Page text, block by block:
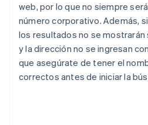
web, por lo que no siempre
número corporativo. Además,
los resultados no se mostrarán
y la dirección no se ingresan
que asegúrate de tener el
correctos antes de iniciar la